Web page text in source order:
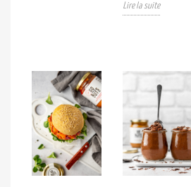
Lire la suite